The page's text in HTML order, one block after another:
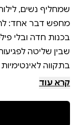
שמחליף נשים,
בכנות חדה ובלי
שבין שליטה
זה ספר על מי
קרא עוד